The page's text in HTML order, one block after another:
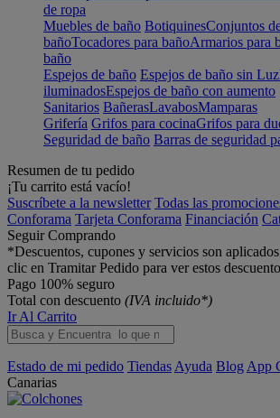
de ropa
Muebles de baño BotiquinesConjuntos
bañoTocadores para bañoArmarios para
baño
Espejos de baño Espejos de baño sin Luz
iluminadosEspejos de baño con aumento
Sanitarios BañerasLavabosMamparas
Grifería Grifos para cocinaGrifos para
Seguridad de baño Barras de seguridad
Resumen de tu pedido
¡Tu carrito está vacío!
Suscríbete a la newsletter Todas las
Conforama Tarjeta Conforama Financiación
Seguir Comprando
*Descuentos, cupones y servicios son
clic en Tramitar Pedido para ver estos
Pago 100% seguro
Total con descuento (IVA incluido*)
Ir Al Carrito
Estado de mi pedido Tiendas Ayuda Blog App
Canarias